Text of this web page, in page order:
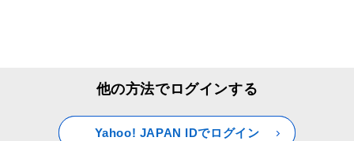
他の方法でログインする
Yahoo! JAPAN IDでログイン